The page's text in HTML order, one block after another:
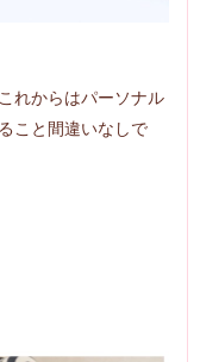
れからはパーソナル
こと間違いなしで